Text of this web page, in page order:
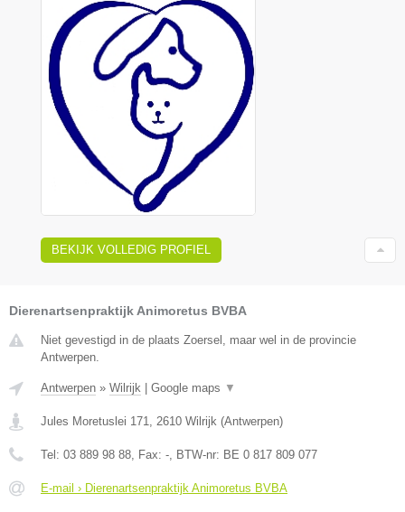
BEKIJK VOLLEDIG PROFIEL
Dierenartsenpraktijk Animoretus BVBA
Niet gevestigd in de plaats Zoersel, maar wel in de provincie
Antwerpen.
Antwerpen » Wilrijk Google maps ▼
Jules Moretuslei 171, 2610 Wilrijk (Antwerpen)
Tel: 03 889 98 88, Fax: -, BTW-nr: BE 0 817 809 077
E-mail › Dierenartsenpraktijk Animoretus BVBA